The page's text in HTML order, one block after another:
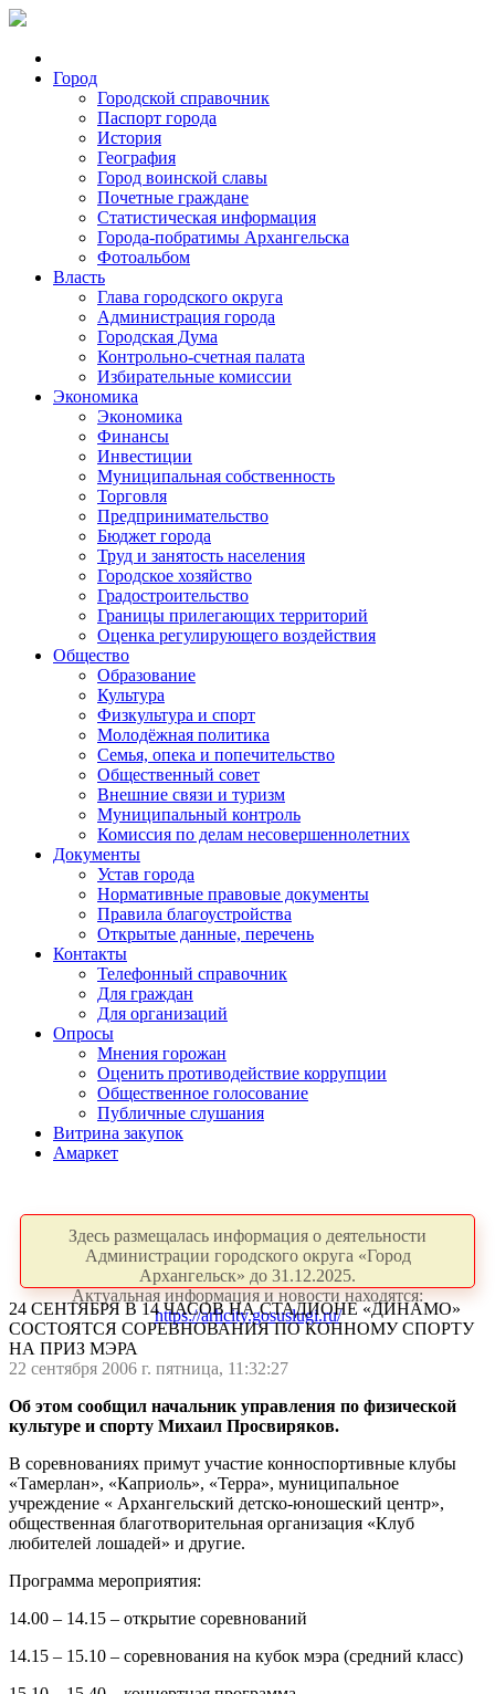
Город
Городской справочник
Паспорт города
История
География
Город воинской славы
Почетные граждане
Статистическая информация
Города-побратимы Архангельска
Фотоальбом
Власть
Глава городского округа
Администрация города
Городская Дума
Контрольно-счетная палата
Избирательные комиссии
Экономика
Экономика
Финансы
Инвестиции
Муниципальная собственность
Торговля
Предпринимательство
Бюджет города
Труд и занятость населения
Городское хозяйство
Градостроительство
Границы прилегающих территорий
Оценка регулирующего воздействия
Общество
Образование
Культура
Физкультура и спорт
Молодёжная политика
Семья, опека и попечительство
Общественный совет
Внешние связи и туризм
Муниципальный контроль
Комиссия по делам несовершеннолетних
Документы
Устав города
Нормативные правовые документы
Правила благоустройства
Открытые данные, перечень
Контакты
Телефонный справочник
Для граждан
Для организаций
Опросы
Мнения горожан
Оценить противодействие коррупции
Общественное голосование
Публичные слушания
Витрина закупок
Амаркет
Здесь размещалась информация о деятельности
Администрации городского округа «Город
Архангельск» до 31.12.2025.
Актуальная информация и новости находятся:
https://arhcity.gosuslugi.ru/
24 СЕНТЯБРЯ В 14 ЧАСОВ НА СТАДИОНЕ «ДИНАМО»
СОСТОЯТСЯ СОРЕВНОВАНИЯ ПО КОННОМУ СПОРТУ
НА ПРИЗ МЭРА
22 сентября 2006 г. пятница, 11:32:27
Об этом сообщил начальник управления по физической
культуре и спорту Михаил Просвиряков.
В соревнованиях примут участие конноспортивные клубы
«Тамерлан», «Каприоль», «Терра», муниципальное
учреждение « Архангельский детско-юношеский центр»,
общественная благотворительная организация «Клуб
любителей лошадей» и другие.
Программа мероприятия:
14.00 – 14.15 – открытие соревнований
14.15 – 15.10 – соревнования на кубок мэра (средний класс)